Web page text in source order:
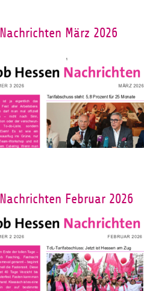
März 2026
Februar 2026